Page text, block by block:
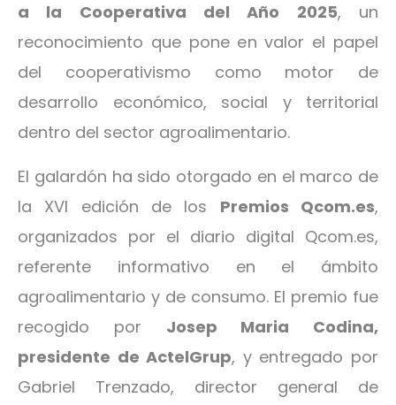
a la Cooperativa del Año 2025, un
reconocimiento que pone en valor el papel
del cooperativismo como motor de
desarrollo económico, social y territorial
dentro del sector agroalimentario.
El galardón ha sido otorgado en el marco de
la XVI edición de los Premios Qcom.es,
organizados por el diario digital Qcom.es,
referente informativo en el ámbito
agroalimentario y de consumo. El premio fue
recogido por Josep Maria Codina,
presidente de ActelGrup, y entregado por
Gabriel Trenzado, director general de